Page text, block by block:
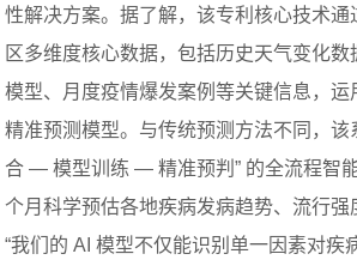
性解决方案。据了解，该专利核心技术
区多维度核心数据，包括历史天气变化
模型、月度疫情爆发案例等关键信息，运
精准预测模型。与传统预测方法不同，该
合 — 模型训练 — 精准预判” 的全流程智
个月科学预估各地疾病发病趋势、流行强
“我们的 AI 模型不仅能识别单一因素对疾